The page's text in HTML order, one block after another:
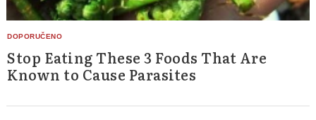
Stop Eating These 3 Foods That Are
Known to Cause Parasites